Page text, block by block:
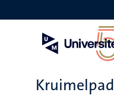
en
Kruimelpad